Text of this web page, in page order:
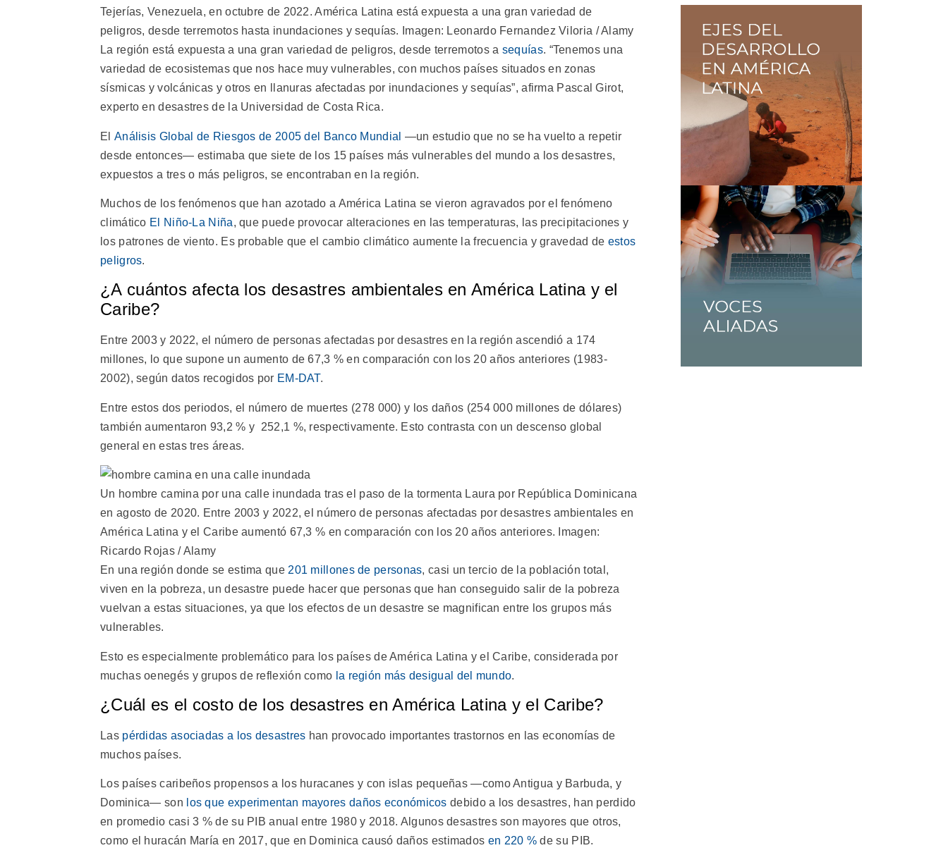
Tejerías, Venezuela, en octubre de 2022. América Latina está expuesta a una gran variedad de
peligros, desde terremotos hasta inundaciones y sequías. Imagen: Leonardo Fernandez Viloria / Alamy
La región está expuesta a una gran variedad de peligros, desde terremotos a sequías. “Tenemos una
variedad de ecosistemas que nos hace muy vulnerables, con muchos países situados en zonas
sísmicas y volcánicas y otros en llanuras afectadas por inundaciones y sequías”, afirma Pascal Girot,
experto en desastres de la Universidad de Costa Rica.
El Análisis Global de Riesgos de 2005 del Banco Mundial ―un estudio que no se ha vuelto a repetir
desde entonces― estimaba que siete de los 15 países más vulnerables del mundo a los desastres,
expuestos a tres o más peligros, se encontraban en la región.
Muchos de los fenómenos que han azotado a América Latina se vieron agravados por el fenómeno
climático El Niño-La Niña, que puede provocar alteraciones en las temperaturas, las precipitaciones y
los patrones de viento. Es probable que el cambio climático aumente la frecuencia y gravedad de estos
peligros.
¿A cuántos afecta los desastres ambientales en América Latina y el
Caribe?
Entre 2003 y 2022, el número de personas afectadas por desastres en la región ascendió a 174
millones, lo que supone un aumento de 67,3 % en comparación con los 20 años anteriores (1983-
2002), según datos recogidos por EM-DAT.
Entre estos dos periodos, el número de muertes (278 000) y los daños (254 000 millones de dólares)
también aumentaron 93,2 % y 252,1 %, respectivamente. Esto contrasta con un descenso global
general en estas tres áreas.
Un hombre camina por una calle inundada tras el paso de la tormenta Laura por República Dominicana
en agosto de 2020. Entre 2003 y 2022, el número de personas afectadas por desastres ambientales en
América Latina y el Caribe aumentó 67,3 % en comparación con los 20 años anteriores. Imagen:
Ricardo Rojas / Alamy
En una región donde se estima que 201 millones de personas, casi un tercio de la población total,
viven en la pobreza, un desastre puede hacer que personas que han conseguido salir de la pobreza
vuelvan a estas situaciones, ya que los efectos de un desastre se magnifican entre los grupos más
vulnerables.
Esto es especialmente problemático para los países de América Latina y el Caribe, considerada por
muchas oenegés y grupos de reflexión como la región más desigual del mundo.
¿Cuál es el costo de los desastres en América Latina y el Caribe?
Las pérdidas asociadas a los desastres han provocado importantes trastornos en las economías de
muchos países.
Los países caribeños propensos a los huracanes y con islas pequeñas ―como Antigua y Barbuda, y
Dominica― son los que experimentan mayores daños económicos debido a los desastres, han perdido
en promedio casi 3 % de su PIB anual entre 1980 y 2018. Algunos desastres son mayores que otros,
como el huracán María en 2017, que en Dominica causó daños estimados en 220 % de su PIB.